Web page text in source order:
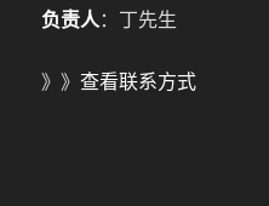
负责人：丁先生
》》 查看联系方式